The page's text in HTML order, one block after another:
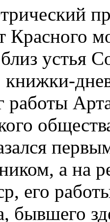
устья
книжки-
работы
а на
его